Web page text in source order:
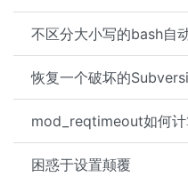
不区分大小写的bash自
恢复一个破坏的
mod_reqtimeout如何计
困惑于设置颠覆